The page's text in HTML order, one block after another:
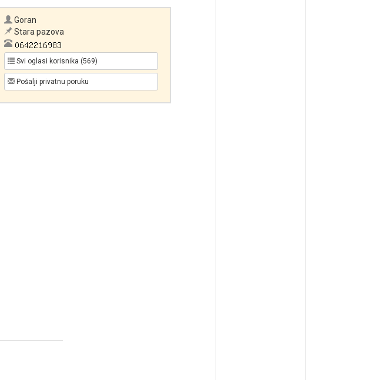
Goran
Stara pazova
Svi oglasi korisnika (569)
Pošalji privatnu poruku